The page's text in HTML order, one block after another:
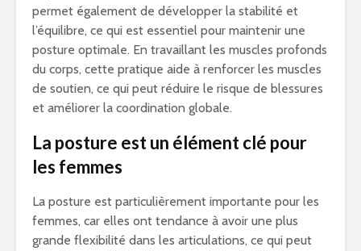
permet également de développer la stabilité et
l’équilibre, ce qui est essentiel pour maintenir une
posture optimale. En travaillant les muscles profonds
du corps, cette pratique aide à renforcer les muscles
de soutien, ce qui peut réduire le risque de blessures
et améliorer la coordination globale.
La posture est un élément clé pour
les femmes
La posture est particulièrement importante pour les
femmes, car elles ont tendance à avoir une plus
grande flexibilité dans les articulations, ce qui peut